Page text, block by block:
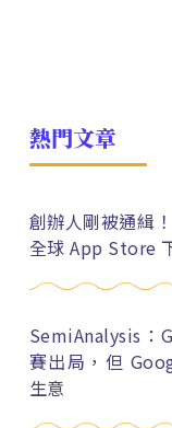
熱門文章
創辦人剛被通緝
全球 App Store
SemiAnalysis：
賽出局，但
生意